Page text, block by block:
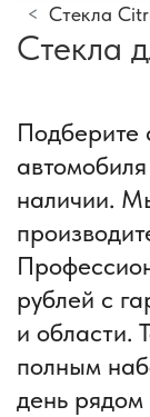
Стекла
Стекла
Подберите
наличии.
рублей с
и области.
полным
день